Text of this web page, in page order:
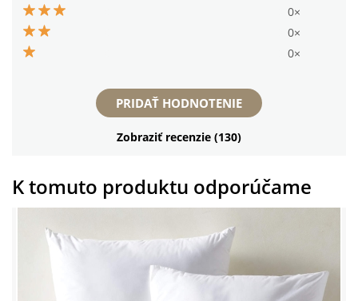
0×
0×
0×
PRIDAŤ HODNOTENIE
Zobraziť recenzie (130)
K tomuto produktu odporúčame